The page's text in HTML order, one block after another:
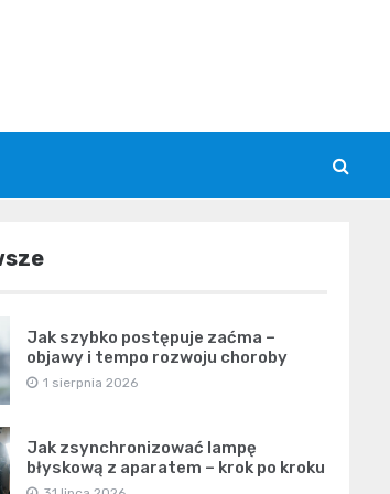
Jak szybko postępuje zaćma –
objawy i tempo rozwoju choroby
1 sierpnia 2026
Jak zsynchronizować lampę
błyskową z aparatem – krok po kroku